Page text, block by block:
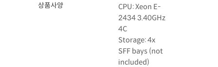
상품사양
CPU: Xeon E-
2434 3.40GHz
4C
Storage: 4x
SFF bays (not
included)